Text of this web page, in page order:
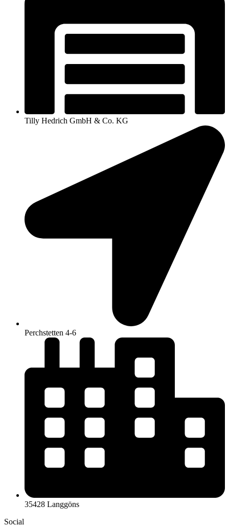
Tilly Hedrich GmbH & Co. KG
Perchstetten 4-6
35428 Langgöns
Social